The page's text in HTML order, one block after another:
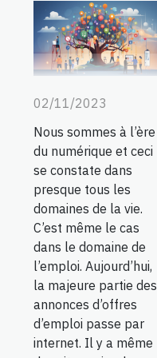
02/11/2023
Nous sommes à l’ère
du numérique et ceci
se constate dans
presque tous les
domaines de la vie.
C’est même le cas
dans le domaine de
l’emploi. Aujourd’hui,
la majeure partie des
annonces d’offres
d’emploi passe par
internet. Il y a même